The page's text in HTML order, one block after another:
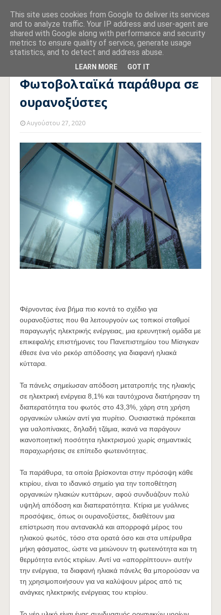
Αρχική σελίδα ΦΩΤΟΒΟΛΤΑΪΚΑ Φωτοβολταϊκά παράθυρα
Φωτοβολταϊκά παράθυρα σε
ουρανοξύστες
Αυγούστου 27, 2020
Φέρνοντας ένα βήμα πιο κοντά το σχέδιο για
ουρανοξύστες που θα λειτουργούν ως τοπικοί σταθμοί
παραγωγής ηλεκτρικής ενέργειας, μια ερευνητική ομάδα με
επικεφαλής επιστήμονες του Πανεπιστημίου του Μίσιγκαν
έθεσε ένα νέο ρεκόρ απόδοσης για διαφανή ηλιακά
κύτταρα.
Τα πάνελς σημείωσαν απόδοση μετατροπής της ηλιακής
σε ηλεκτρική ενέργεια 8,1% και ταυτόχρονα διατήρησαν τη
διαπερατότητα του φωτός στο 43,3%, χάρη στη χρήση
οργανικών υλικών αντί για πυρίτιο. Ουσιαστικά πρόκειται
για υαλοπίνακες, δηλαδή τζάμια, ικανά να παράγουν
ικανοποιητική ποσότητα ηλεκτρισμού χωρίς σημαντικές
παραχωρήσεις σε επίπεδο φωτεινότητας.
Τα παράθυρα, τα οποία βρίσκονται στην πρόσοψη κάθε
κτιρίου, είναι το ιδανικό σημείο για την τοποθέτηση
οργανικών ηλιακών κυττάρων, αφού συνδυάζουν πολύ
υψηλή απόδοση και διαπερατότητα. Κτίρια με γυάλινες
προσόψεις, όπως οι ουρανοξύστες, διαθέτουν μια
επίστρωση που αντανακλά και απορροφά μέρος του
ηλιακού φωτός, τόσο στα ορατά όσο και στα υπέρυθρα
μήκη φάσματος, ώστε να μειώνουν τη φωτεινότητα και τη
θερμότητα εντός κτιρίων. Αντί να «απορρίπτουν» αυτήν
την ενέργεια, τα διαφανή ηλιακά πάνελς θα μπορούσαν να
τη χρησιμοποιήσουν για να καλύψουν μέρος από τις
ανάγκες ηλεκτρικής ενέργειας του κτιρίου.
This site uses cookies from Google to deliver its services
and to analyze traffic. Your IP address and user-agent are
shared with Google along with performance and security
metrics to ensure quality of service, generate usage
statistics, and to detect and address abuse.
LEARN MORE GOT IT